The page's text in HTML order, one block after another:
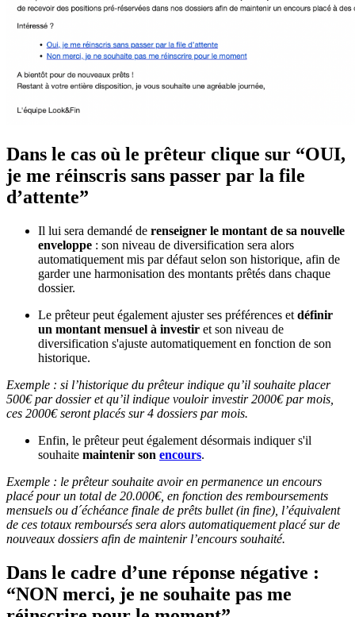
Dans le cas où le prêteur clique sur “OUI,
je me réinscris sans passer par la file
d’attente”
Il lui sera demandé de renseigner le montant de sa nouvelle
enveloppe : son niveau de diversification sera alors
automatiquement mis par défaut selon son historique, afin de
garder une harmonisation des montants prêtés dans chaque
dossier.
Le prêteur peut également ajuster ses préférences et définir
un montant mensuel à investir et son niveau de
diversification s'ajuste automatiquement en fonction de son
historique.
Exemple : si l’historique du prêteur indique qu’il souhaite placer
500€ par dossier et qu’il indique vouloir investir 2000€ par mois,
ces 2000€ seront placés sur 4 dossiers par mois.
Enfin, le prêteur peut également désormais indiquer s'il
souhaite maintenir son encours.
Exemple : le prêteur souhaite avoir en permanence un encours
placé pour un total de 20.000€, en fonction des remboursements
mensuels ou d´échéance finale de prêts bullet (in fine), l’équivalent
de ces totaux remboursés sera alors automatiquement placé sur de
nouveaux dossiers afin de maintenir l’encours souhaité.
Dans le cadre d’une réponse négative :
“NON merci, je ne souhaite pas me